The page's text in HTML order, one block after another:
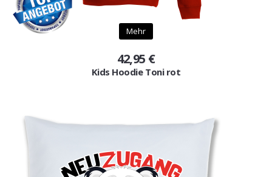
Mehr
42,95 €
Kids Hoodie Toni rot